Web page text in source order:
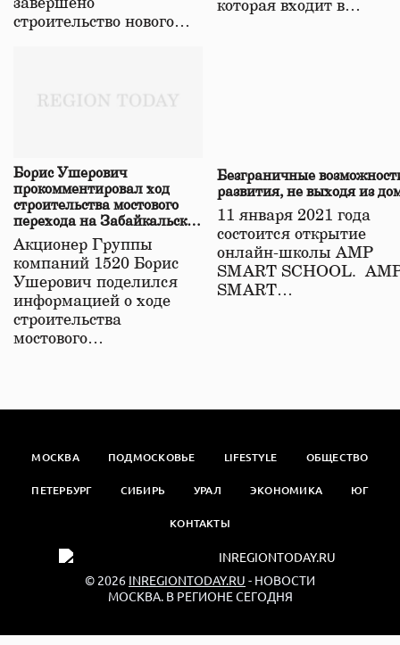
завершено
строительство нового…
которая входит в…
Борис Ушерович
прокомментировал ход
строительства мостового
перехода на Забайкальской
железной дороге
Акционер Группы
компаний 1520 Борис
Ушерович поделился
информацией о ходе
строительства
мостового…
Безграничные
развития, не выходя из
11 января 2021 года
состоится открытие
онлайн-школы АМР
SMART SCHOOL.
SMART…
МОСКВА ПОДМОСКОВЬЕ LIFESTYLE ОБЩЕСТВО
ПЕТЕРБУРГ СИБИРЬ УРАЛ ЭКОНОМИКА ЮГ
КОНТАКТЫ
© 2026 INREGIONTODAY.RU - НОВОСТИ
МОСКВА. В РЕГИОНЕ СЕГОДНЯ